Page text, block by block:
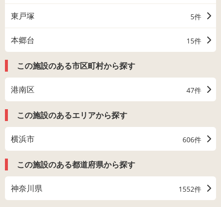
東戸塚 5件
本郷台 15件
この施設のある市区町村から探す
港南区 47件
この施設のあるエリアから探す
横浜市 606件
この施設のある都道府県から探す
神奈川県 1552件